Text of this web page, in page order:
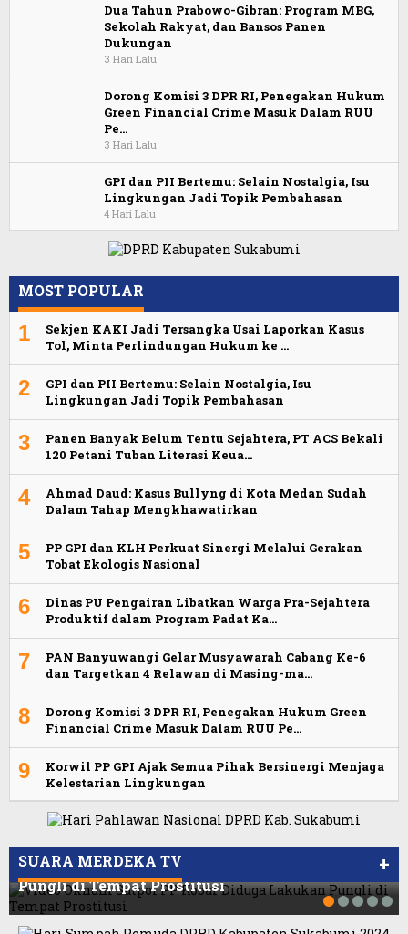
Dua Tahun Prabowo-Gibran: Program MBG,
Sekolah Rakyat, dan Bansos Panen
Dukungan
3 Hari Lalu
Dorong Komisi 3 DPR RI, Penegakan Hukum
Green Financial Crime Masuk Dalam RUU
Pe…
3 Hari Lalu
GPI dan PII Bertemu: Selain Nostalgia, Isu
Lingkungan Jadi Topik Pembahasan
4 Hari Lalu
MOST POPULAR
1
Sekjen KAKI Jadi Tersangka Usai Laporkan Kasus
Tol, Minta Perlindungan Hukum ke …
2
GPI dan PII Bertemu: Selain Nostalgia, Isu
Lingkungan Jadi Topik Pembahasan
3
Panen Banyak Belum Tentu Sejahtera, PT ACS Bekali
120 Petani Tuban Literasi Keua…
4
Ahmad Daud: Kasus Bullyng di Kota Medan Sudah
Dalam Tahap Mengkhawatirkan
5
PP GPI dan KLH Perkuat Sinergi Melalui Gerakan
Tobat Ekologis Nasional
6
Dinas PU Pengairan Libatkan Warga Pra-Sejahtera
Produktif dalam Program Padat Ka…
7
PAN Banyuwangi Gelar Musyawarah Cabang Ke-6
dan Targetkan 4 Relawan di Masing-ma…
8
Dorong Komisi 3 DPR RI, Penegakan Hukum Green
Financial Crime Masuk Dalam RUU Pe…
9
Korwil PP GPI Ajak Semua Pihak Bersinergi Menjaga
Kelestarian Lingkungan
SUARA MERDEKA TV +
Billabong, Sekretaris GPI: Kedua Tokoh…
Jakarta
Video Oknum Satpol PP Kobar Diduga Lakukan
Pungli di Tempat Prostitusi